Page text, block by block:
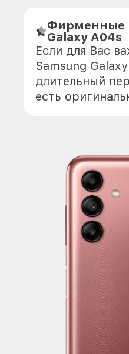
Фирменные
Galaxy A04s
Если для Вас
Samsung
длительный
есть